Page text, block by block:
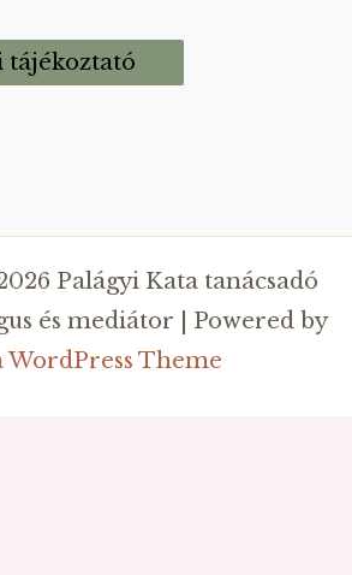
tájékoztató
Palágyi Kata tanácsadó
és mediátor | Powered by
WordPress Theme